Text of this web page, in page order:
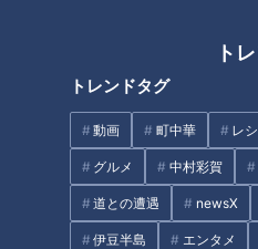
ト
トレンドタグ
動画 町中華 レ
グルメ 中村彩賀
道との遭遇 newsX
伊豆半島 エンタメ
「奥琵琶湖パークウェイ」がで
きるまで孤立…“独自の法律”を
作った集落「菅浦」を深掘り